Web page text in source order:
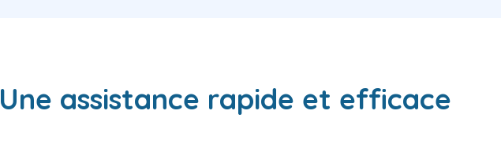
Une assistance rapide et efficace